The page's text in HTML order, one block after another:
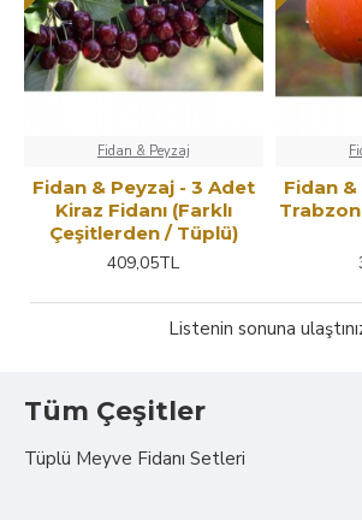
Fidan & Peyzaj
Fidan & Peyzaj - 3 Adet
Kiraz Fidanı (Farklı
Çeşitlerden / Tüplü)
409,05TL
Fidan
Trabzon
Listenin sonuna
Tüm Çeşitler
Tüplü Meyve Fidanı Setleri